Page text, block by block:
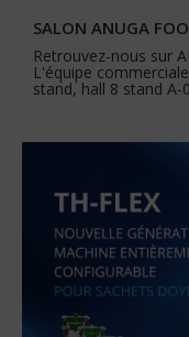
SALON ANUGA
Retrouvez-nous sur
L'équipe
stand, hall 8 stand A-